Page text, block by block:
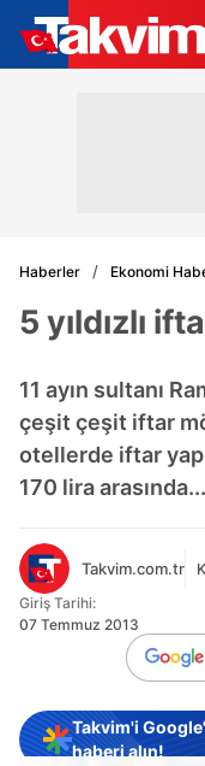
Haberler Ekonomi
5 yıldızlı
11 ayın sultanı
çeşit çeşit iftar
otellerde iftar
170 lira arasında...
Takvim.com.tr
Giriş Tarihi:
07 Temmuz 2013
Takvim'i
haberi alın!